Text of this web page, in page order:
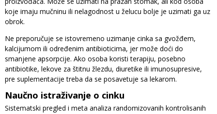
koje imaju mučninu ili nelagodnost u želucu bolje je uzimati ga uz
obrok.
Ne preporučuje se istovremeno uzimanje cinka sa gvožđem,
kalcijumom ili određenim antibioticima, jer može doći do
smanjene apsorpcije. Ako osoba koristi terapiju, posebno
antibiotike, lekove za štitnu žlezdu, diuretike ili imunosupresive,
pre suplementacije treba da se posavetuje sa lekarom.
Naučno istraživanje o cinku
Sistematski pregled i meta analiza randomizovanih kontrolisanih